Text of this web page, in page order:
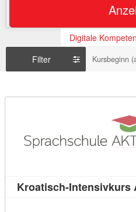
Digitale
Filter
Kursbeginn
Kroatisch-Intensivkurs